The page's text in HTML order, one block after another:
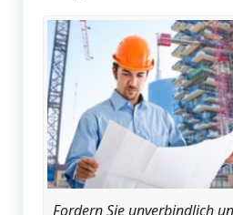
Fordern Sie unverbindlich